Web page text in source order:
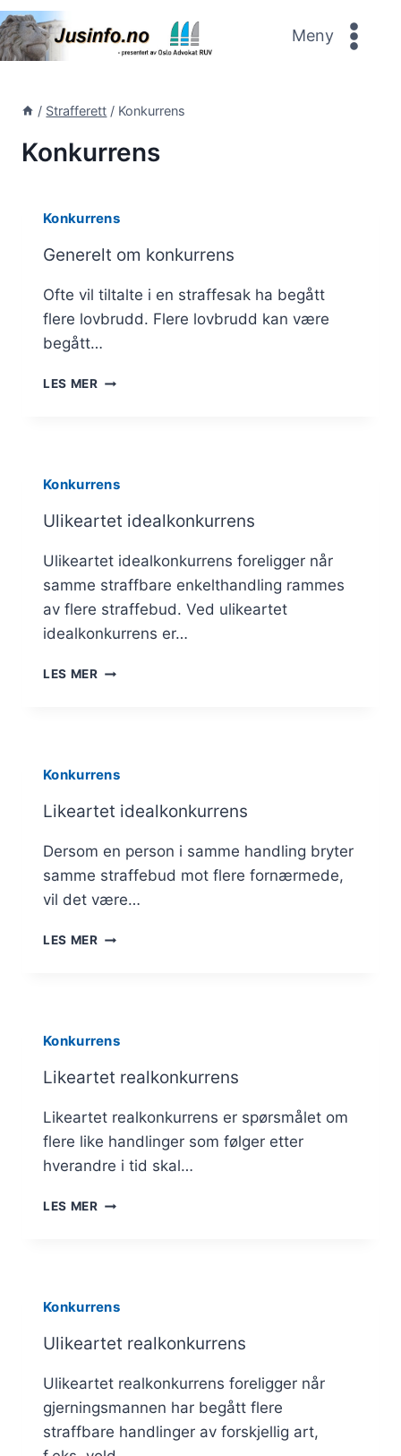
Skip
to
content
Meny
/ Strafferett / Konkurrens
Konkurrens
Konkurrens
Generelt om konkurrens
Ofte vil tiltalte i en straffesak ha begått
flere lovbrudd. Flere lovbrudd kan være
begått…
LES MERGENERELT
Konkurrens
Ulikeartet idealkonkurrens
Ulikeartet idealkonkurrens foreligger når
samme straffbare enkelthandling rammes
av flere straffebud. Ved ulikeartet
idealkonkurrens er…
LES MERULIKEARTET
Konkurrens
Likeartet idealkonkurrens
Dersom en person i samme handling bryter
samme straffebud mot flere fornærmede,
vil det være…
LES MERLIKEARTET
Konkurrens
Likeartet realkonkurrens
Likeartet realkonkurrens er spørsmålet om
flere like handlinger som følger etter
hverandre i tid skal…
LES MERLIKEARTET
Konkurrens
Ulikeartet realkonkurrens
Ulikeartet realkonkurrens foreligger når
gjerningsmannen har begått flere
straffbare handlinger av forskjellig art,